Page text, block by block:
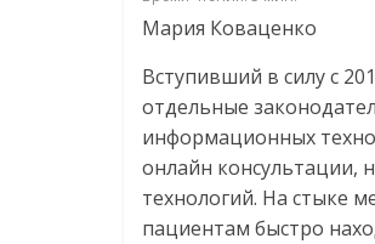
Мария Коваценко
Вступивший в силу с
отдельные
информационных
онлайн консультации,
технологий. На стыке
пациентам быстро